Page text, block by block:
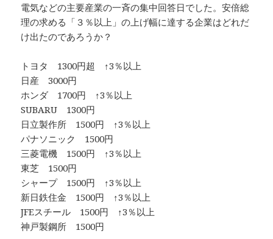
電気などの主要産業の一斉の集中回答日でした。安倍総
理の求める「３％以上」の上げ幅に達する企業はどれだ
け出たのであろうか？
トヨタ 1300円超 ↑3％以上
日産 3000円
ホンダ 1700円 ↑3％以上
SUBARU 1300円
日立製作所 1500円 ↑3％以上
パナソニック 1500円
三菱電機 1500円 ↑3％以上
東芝 1500円
シャープ 1500円 ↑3％以上
新日鉄住金 1500円 ↑3％以上
JFEスチール 1500円 ↑3％以上
神戸製鋼所 1500円